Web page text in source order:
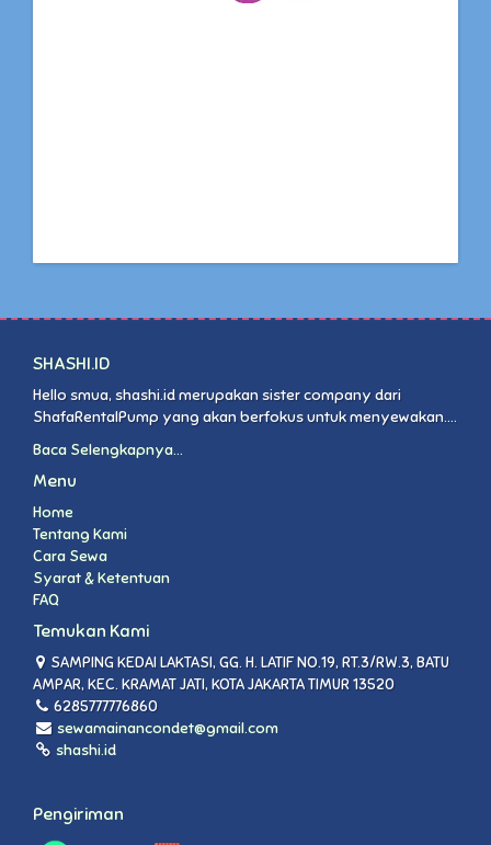
SHASHI.ID
Hello smua, shashi.id merupakan sister company dari
ShafaRentalPump yang akan berfokus untuk menyewakan....
Baca Selengkapnya...
Menu
Home
Tentang Kami
Cara Sewa
Syarat & Ketentuan
FAQ
Temukan Kami
SAMPING KEDAI LAKTASI, GG. H. LATIF NO.19, RT.3/RW.3, BATU
AMPAR, KEC. KRAMAT JATI, KOTA JAKARTA TIMUR 13520
6285777776860
sewamainancondet@gmail.com
shashi.id
Pengiriman